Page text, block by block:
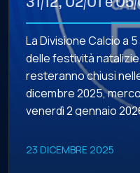
La Divisione Calcio a
delle festività
resteranno chiusi
dicembre 2025,
venerdì 2 gennaio
23 DICEMBRE 2025